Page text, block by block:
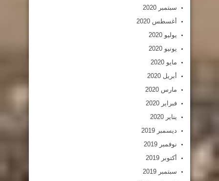
سبتمبر 2020
أغسطس 2020
يوليو 2020
يونيو 2020
مايو 2020
أبريل 2020
مارس 2020
فبراير 2020
يناير 2020
ديسمبر 2019
نوفمبر 2019
أكتوبر 2019
سبتمبر 2019